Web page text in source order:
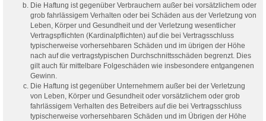
Die Haftung ist gegenüber Verbrauchern außer bei vorsätzlichem oder
grob fahrlässigem Verhalten oder bei Schäden aus der Verletzung von
Leben, Körper und Gesundheit und der Verletzung wesentlicher
Vertragspflichten (Kardinalpflichten) auf die bei Vertragsschluss
typischerweise vorhersehbaren Schäden und im übrigen der Höhe
nach auf die vertragstypischen Durchschnittsschäden begrenzt. Dies
gilt auch für mittelbare Folgeschäden wie insbesondere entgangenen
Gewinn.
Die Haftung ist gegenüber Unternehmern außer bei der Verletzung
von Leben, Körper und Gesundheit oder vorsätzlichem oder grob
fahrlässigem Verhalten des Betreibers auf die bei Vertragsschluss
typischerweise vorhersehbaren Schäden und im Übrigen der Höhe